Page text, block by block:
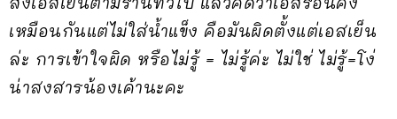
เหมือนกันแต่ไม่ใส่น้ำแข็ง คือมันผิดตั้งแต่เอสเย็น
ล่ะ การเข้าใจผิด หรือไม่รู้ = ไม่รู้ค่ะ ไม่ใช่ ไม่รู้=โง่
น่าสงสารน้องเค้านะคะ